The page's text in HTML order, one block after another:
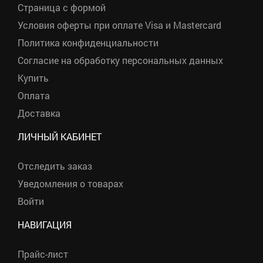
Страница с формой
Условия оферты при оплате Visa и Mastercard
Политика конфиденциальности
Согласие на обработку персональных данных
Купить
Оплата
Доставка
ЛИЧНЫЙ КАБИНЕТ
Отследить заказ
Уведомления о товарах
Войти
НАВИГАЦИЯ
Прайс-лист